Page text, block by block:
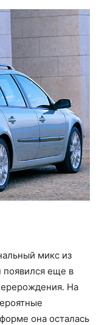
микс из
появился еще в
На
она осталась